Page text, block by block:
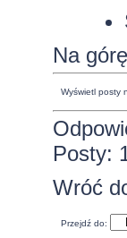
Na górę
Wyświetl posty
Posty:
Wróć
Przejdź do: